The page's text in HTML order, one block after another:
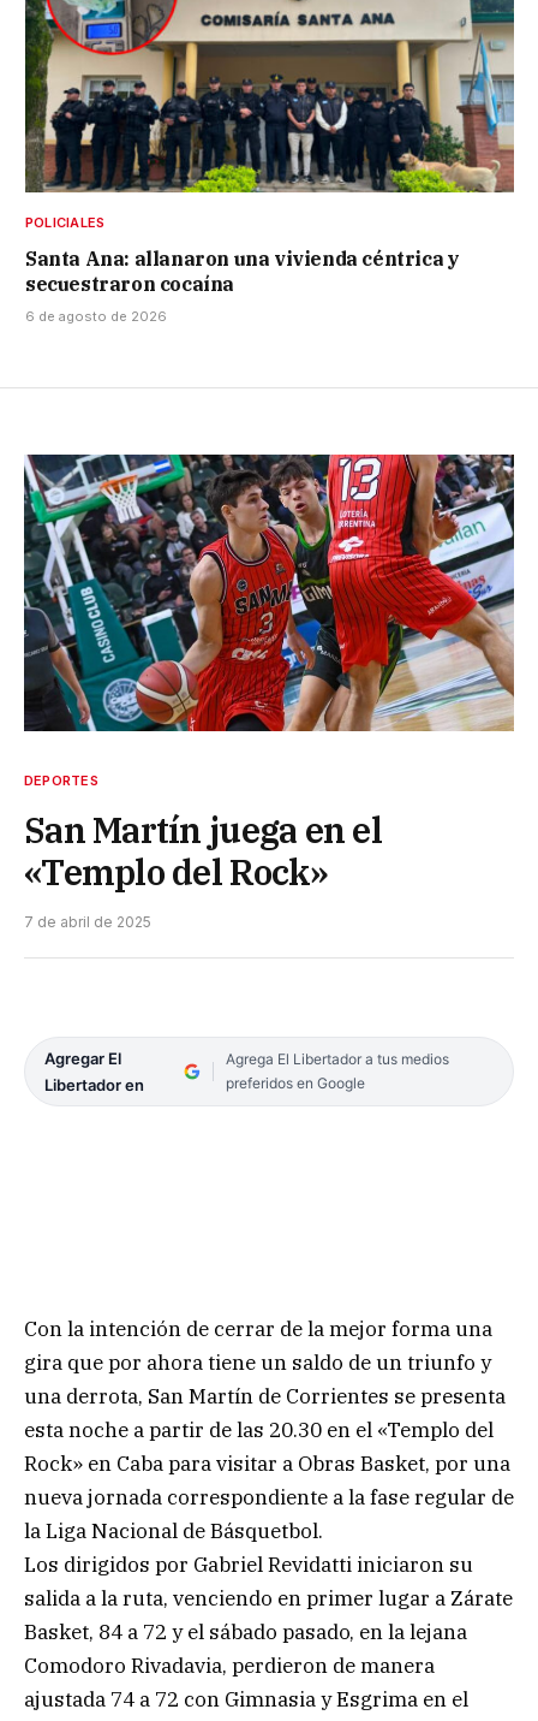
POLICIALES
Santa Ana: allanaron una vivienda céntrica y
secuestraron cocaína
6 de agosto de 2026
DEPORTES
San Martín juega en el
«Templo del Rock»
7 de abril de 2025
Agregar El
Libertador en
Agrega El Libertador a tus medios
preferidos en Google
Con la intención de cerrar de la mejor forma una
gira que por ahora tiene un saldo de un triunfo y
una derrota, San Martín de Corrientes se presenta
esta noche a partir de las 20.30 en el «Templo del
Rock» en Caba para visitar a Obras Basket, por una
nueva jornada correspondiente a la fase regular de
la Liga Nacional de Básquetbol.
Los dirigidos por Gabriel Revidatti iniciaron su
salida a la ruta, venciendo en primer lugar a Zárate
Basket, 84 a 72 y el sábado pasado, en la lejana
Comodoro Rivadavia, perdieron de manera
ajustada 74 a 72 con Gimnasia y Esgrima en el